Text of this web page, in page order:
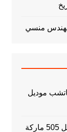
موديل
ماكينات تعبئة وتغليف اكياس العطور موديل 505 ماركة